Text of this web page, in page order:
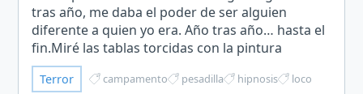
tras año, me daba el poder de ser alguien
diferente a quien yo era. Año tras año… hasta el
fin.Miré las tablas torcidas con la pintura
descascarillada que indicaban el inicio de la zona
de juegos.…
Terror campamento pesadilla hipnosis loco